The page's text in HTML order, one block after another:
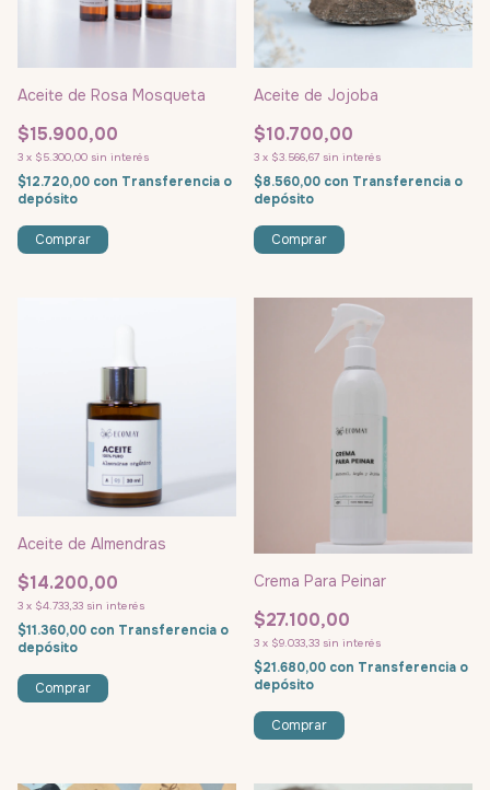
Aceite de Rosa Mosqueta
$15.900,00
3 x $5.300,00 sin interés
$12.720,00 con Transferencia o
depósito
Comprar
Aceite de Jojoba
$10.700,00
3 x $3.566,67 sin interés
$8.560,00 con Transferencia o
depósito
Comprar
Aceite de Almendras
$14.200,00
3 x $4.733,33 sin interés
$11.360,00 con Transferencia o
depósito
Crema Para Peinar
$27.100,00
3 x $9.033,33 sin interés
$21.680,00 con Transferencia o
depósito